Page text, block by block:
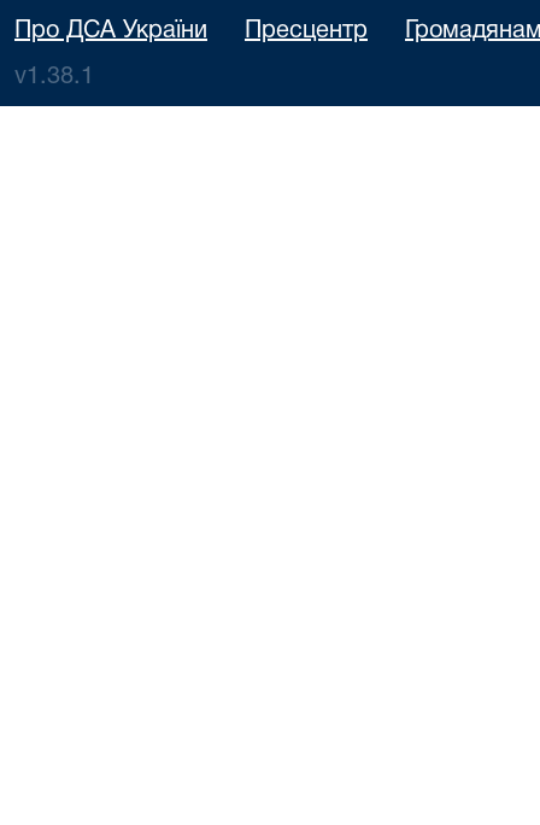
Про ДСА України Пресцентр
v1.38.1